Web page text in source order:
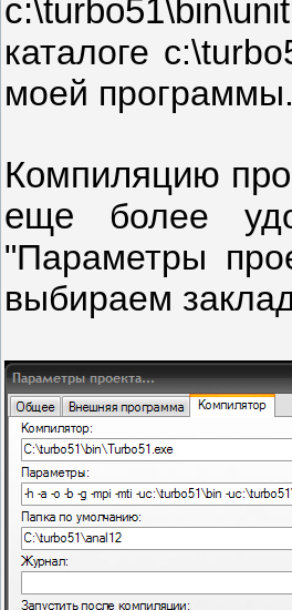
каталоге
моей программы.
Компиляцию
еще более
"Параметры
выбираем